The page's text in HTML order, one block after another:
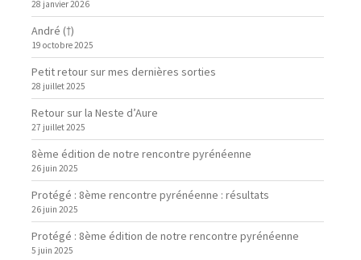
28 janvier 2026
André (†)
19 octobre 2025
Petit retour sur mes dernières sorties
28 juillet 2025
Retour sur la Neste d’Aure
27 juillet 2025
8ème édition de notre rencontre pyrénéenne
26 juin 2025
Protégé : 8ème rencontre pyrénéenne : résultats
26 juin 2025
Protégé : 8ème édition de notre rencontre pyrénéenne
5 juin 2025